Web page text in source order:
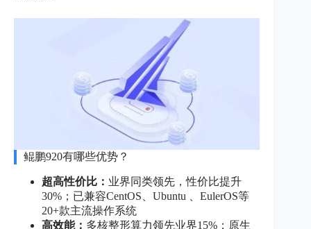
鲲鹏920有哪些优势？
超高性价比： 业界同类领先，性价比提升
30%；已兼容CentOS、Ubuntu 、EulerOS等
20+款主流操作系统
高效能： 多核整形算力领先业界15%；原生